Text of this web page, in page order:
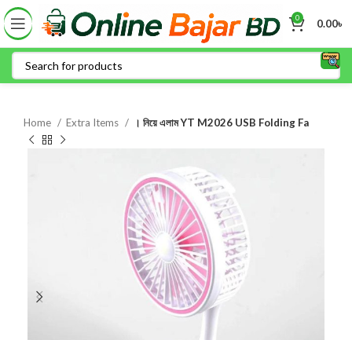
0 0.00৳
Home Extra Items । নিয়ে এলাম YT M2026 USB Folding Fa